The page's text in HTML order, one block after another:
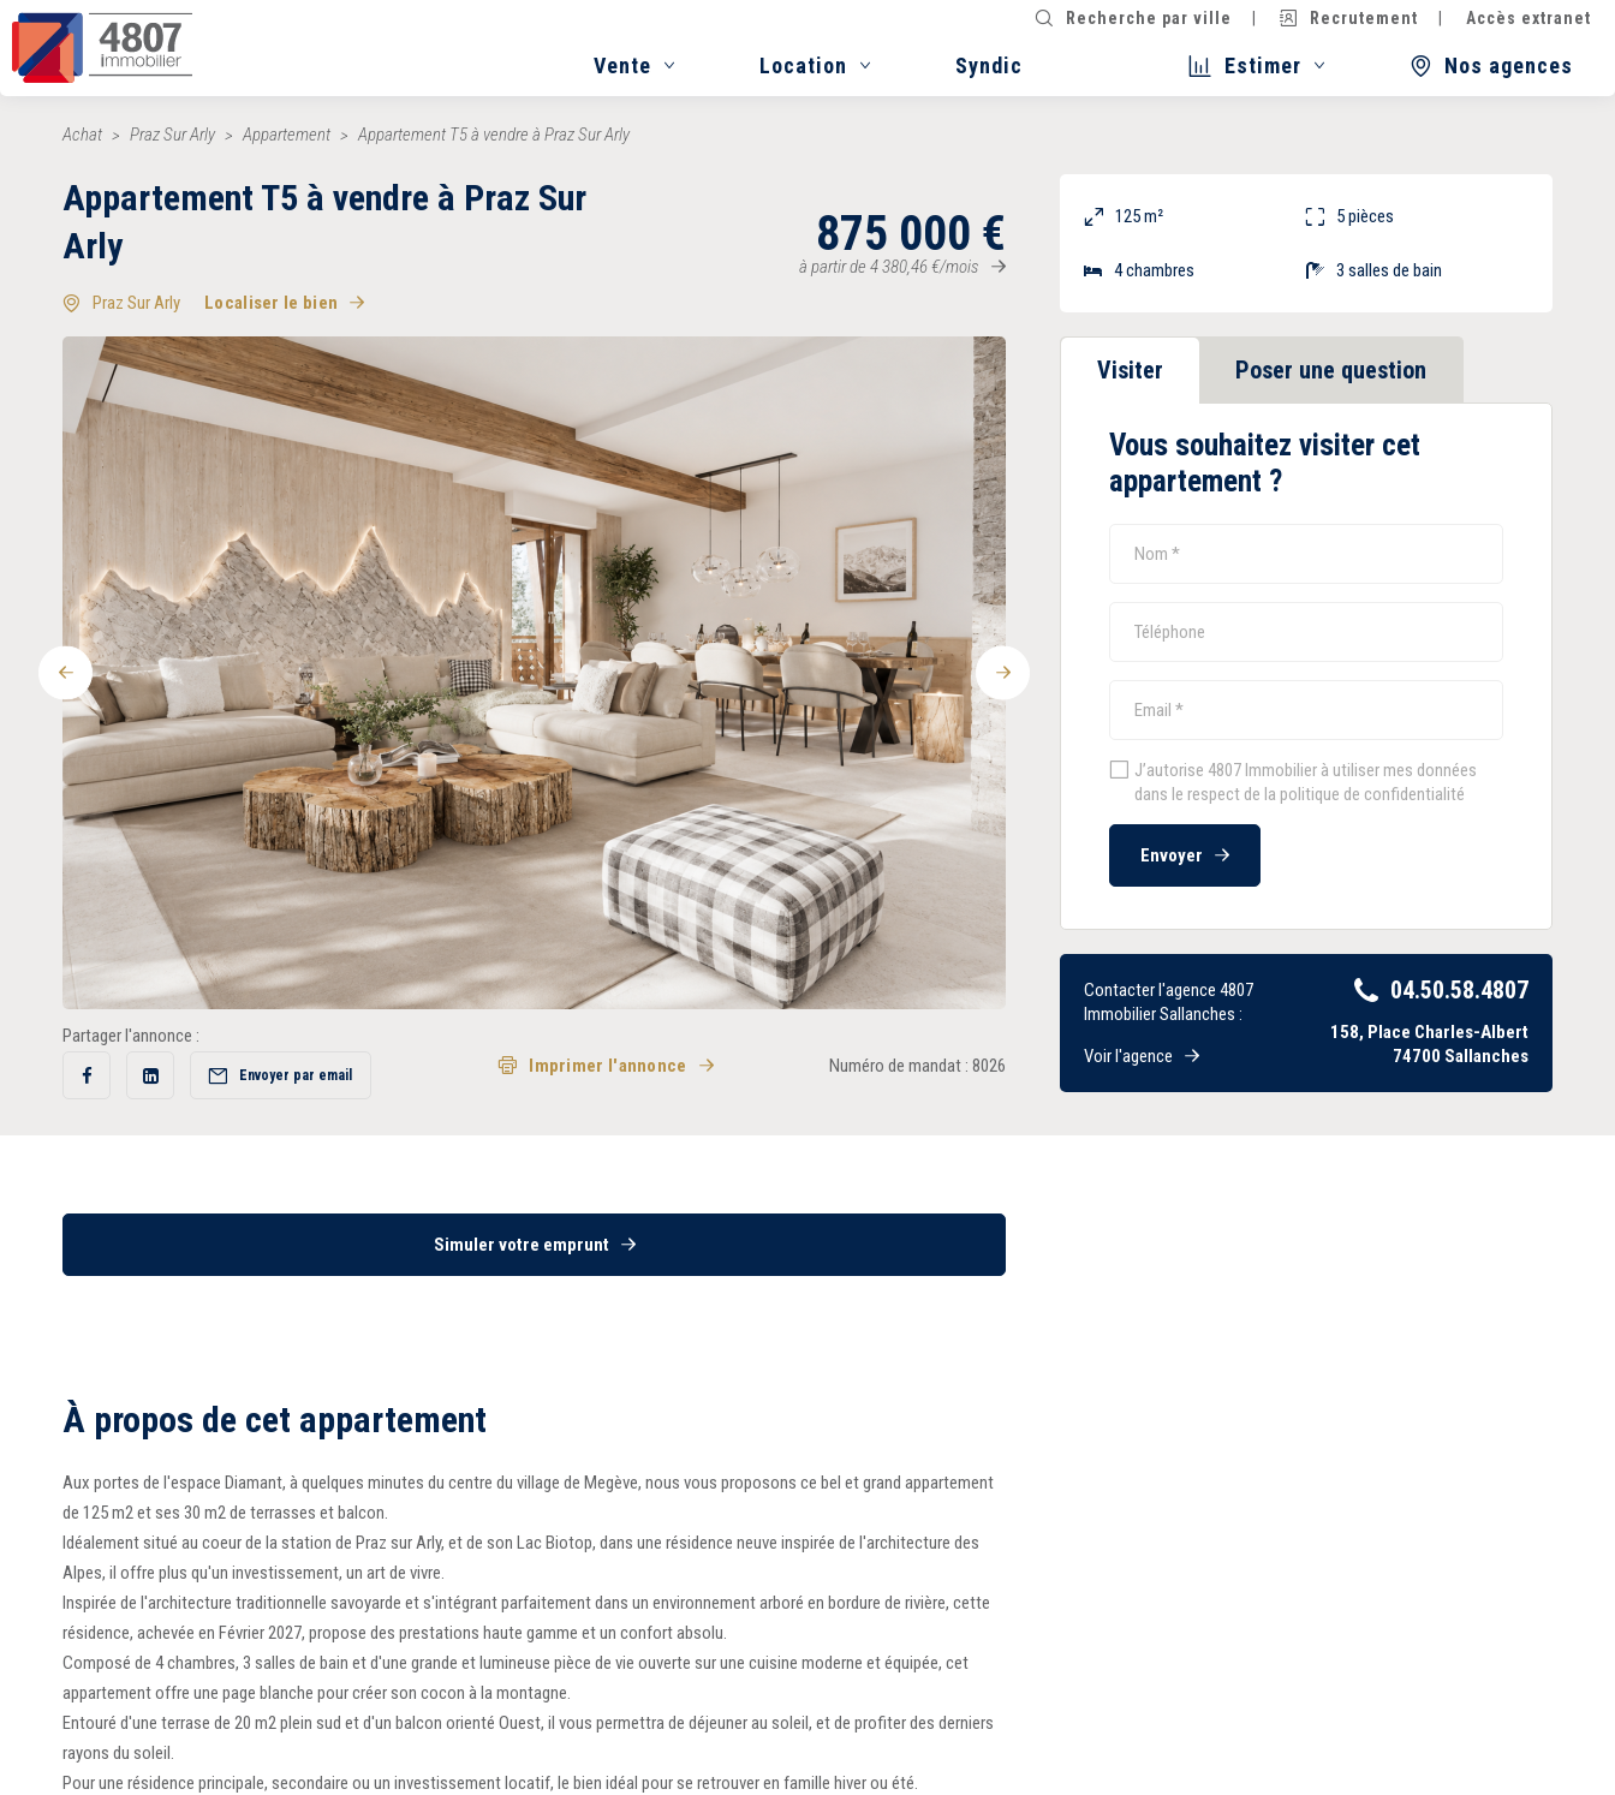
Vente Location Syndic Estimer Nos agences
Recherche par ville Recrutement Accès extranet
Achat Praz Sur Arly Appartement Appartement T5 à vendre à Praz Sur Arly
Appartement T5 à vendre à Praz Sur
Arly
Praz Sur Arly Localiser le bien
875 000 €
à partir de 4 380,46 €/mois
125 m² 5 pièces
4 chambres 3 salles de bain
Visiter Poser une question
Vous souhaitez visiter cet
appartement ?
J’autorise 4807 Immobilier à utiliser mes données
dans le respect de la politique de confidentialité
Envoyer
Contacter l'agence 4807
Immobilier Sallanches :
Voir l'agence
04.50.58.4807
158, Place Charles-Albert
74700 Sallanches
Précédent Suivant
Partager l'annonce :
Partager
Partager
Envoyer par email Imprimer l'annonce Numéro de mandat : 8026
Simuler votre emprunt
À propos de cet appartement
Aux portes de l'espace Diamant, à quelques minutes du centre du village de Megève, nous vous proposons ce bel et grand appartement
de 125 m2 et ses 30 m2 de terrasses et balcon.
Idéalement situé au coeur de la station de Praz sur Arly, et de son Lac Biotop, dans une résidence neuve inspirée de l'architecture des
Alpes, il offre plus qu'un investissement, un art de vivre.
Inspirée de l'architecture traditionnelle savoyarde et s'intégrant parfaitement dans un environnement arboré en bordure de rivière, cette
résidence, achevée en Février 2027, propose des prestations haute gamme et un confort absolu.
Composé de 4 chambres, 3 salles de bain et d'une grande et lumineuse pièce de vie ouverte sur une cuisine moderne et équipée, cet
appartement offre une page blanche pour créer son cocon à la montagne.
Entouré d'une terrase de 20 m2 plein sud et d'un balcon orienté Ouest, il vous permettra de déjeuner au soleil, et de profiter des derniers
rayons du soleil.
Pour une résidence principale, secondaire ou un investissement locatif, le bien idéal pour se retrouver en famille hiver ou été.